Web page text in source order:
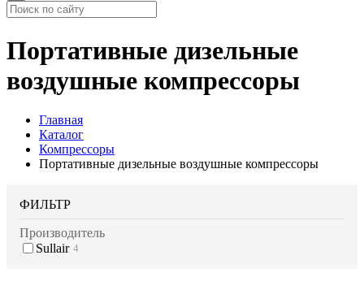
Портативные дизельные
воздушные компрессоры
Главная
Каталог
Компрессоры
Портативные дизельные воздушные компрессоры
ФИЛЬТР
Производитель
Sullair 4